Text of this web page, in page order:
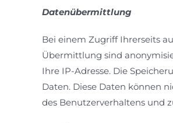
Datenübermittlung
Bei einem Zugriff Ihrerseits
Übermittlung sind
Ihre IP-Adresse. Die
Daten. Diese Daten können
des Benutzerverhaltens und